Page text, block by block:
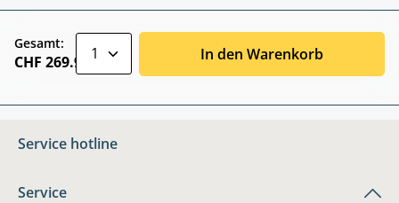
Gesamt:
CHF 269.90 In den Warenkorb
Service hotline
Service